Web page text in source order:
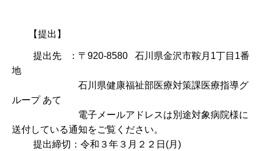
【提出】
提出先 ：〒920-8580 石川県金沢市鞍月1丁目1番
地
石川県健康福祉部医療対策課医療指導グ
ループ あて
電子メールアドレスは別途対象病院様に
送付している通知をご覧ください。
提出締切：令和３年３月２２日(月)